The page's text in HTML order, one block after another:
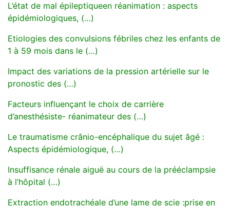
L’état de mal épileptiqueen réanimation : aspects
épidémiologiques, (…)
Etiologies des convulsions fébriles chez les enfants de
1 à 59 mois dans le (…)
Impact des variations de la pression artérielle sur le
pronostic des (…)
Facteurs influençant le choix de carrière
d’anesthésiste- réanimateur des (…)
Le traumatisme crânio-encéphalique du sujet âgé :
Aspects épidémiologique, (…)
Insuffisance rénale aiguë au cours de la prééclampsie
à l’hôpital (…)
Extraction endotrachéale d’une lame de scie :prise en